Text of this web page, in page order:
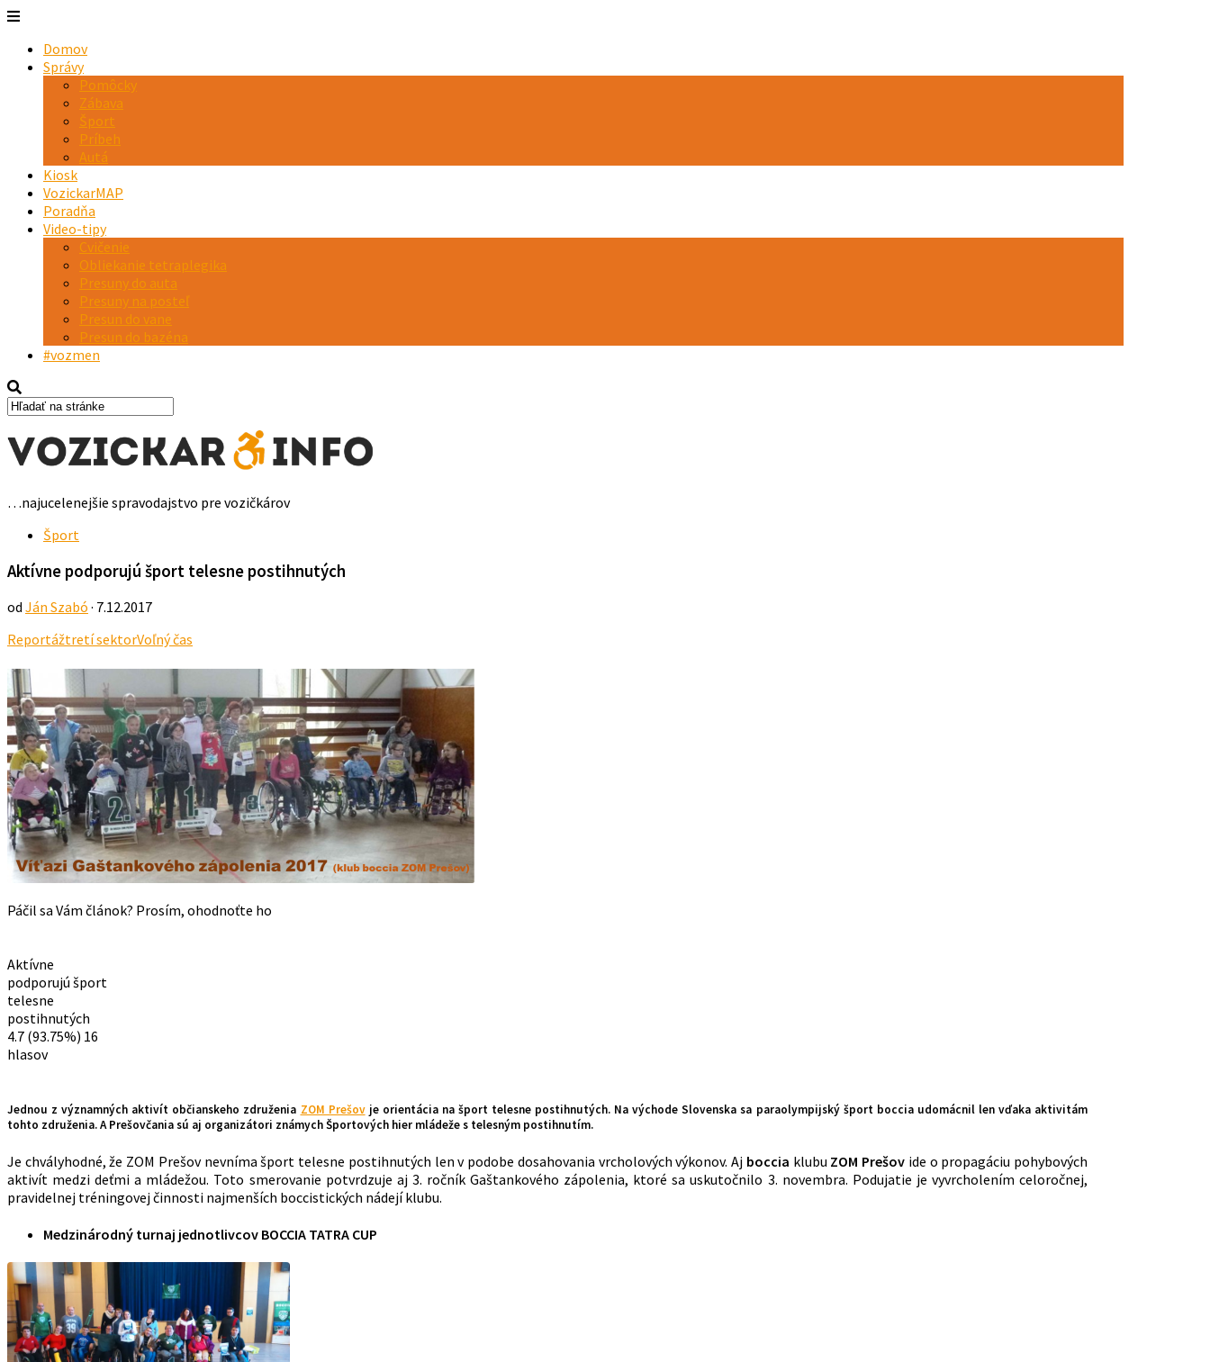
Domov
Správy
Pomôcky
Zábava
Šport
Príbeh
Autá
Kiosk
VozickarMAP
Poradňa
Video-tipy
Cvičenie
Obliekanie tetraplegika
Presuny do auta
Presuny na posteľ
Presun do vane
Presun do bazéna
#vozmen
…najucelenejšie spravodajstvo pre vozičkárov
Šport
Aktívne podporujú šport telesne postihnutých
od Ján Szabó · 7.12.2017
Reportážtretí sektorVoľný čas
Páčil sa Vám článok? Prosím, ohodnoťte ho
Aktívne
podporujú šport
telesne
postihnutých
4.7 (93.75%) 16
hlasov
Jednou z významných aktivít občianskeho združenia ZOM Prešovje orientácia na šport telesne postihnutých. Na východe Slovenska sa paraolympijský šport boccia udomácnil len vďaka aktivitám
tohto združenia. A Prešovčania sú aj organizátori známych Športových hier mládeže s telesným postihnutím.
Je chvályhodné, že ZOM Prešov nevníma šport telesne postihnutých len v podobe dosahovania vrcholových výkonov. Aj boccia klubu ZOM Prešov ide o propagáciu pohybových
aktivít medzi deťmi a mládežou. Toto smerovanie potvrdzuje aj 3. ročník Gaštankového zápolenia, ktoré sa uskutočnilo 3. novembra. Podujatie je vyvrcholením celoročnej,
pravidelnej tréningovej činnosti najmenších boccistických nádejí klubu.
Medzinárodný turnaj jednotlivcov BOCCIA TATRA CUP